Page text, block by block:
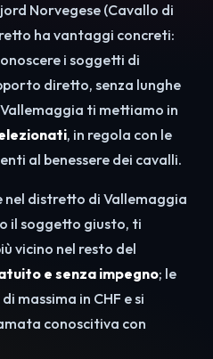
Norvegese (Cavallo di
ha vantaggi concreti:
i soggetti di
diretto, senza lunghe
ti mettiamo in
, in regola con le
al benessere dei cavalli.
nel distretto di Vallemaggia
il soggetto giusto, ti
vicino nel resto del
e senza impegno; le
massima in CHF e si
conoscitiva con